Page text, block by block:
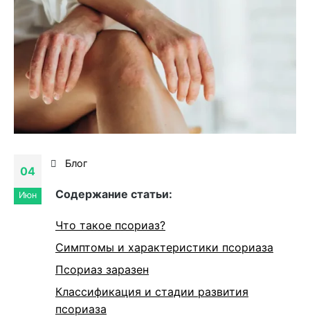
04
Июн
Блог
Cодержание статьи:
Что такое псориаз?
Симптомы и характеристики псориаза
Псориаз заразен
Классификация и стадии развития
псориаза